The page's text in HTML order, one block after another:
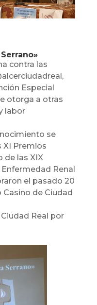
contra las
Especial
otorga a otras
labor
se
XI Premios
de las XIX
Renal
el pasado 20
Casino de Ciudad
Real por